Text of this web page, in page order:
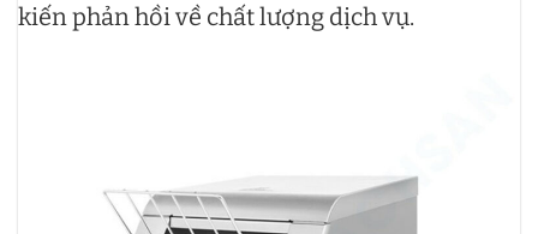
kiến phản hồi về chất lượng dịch vụ.